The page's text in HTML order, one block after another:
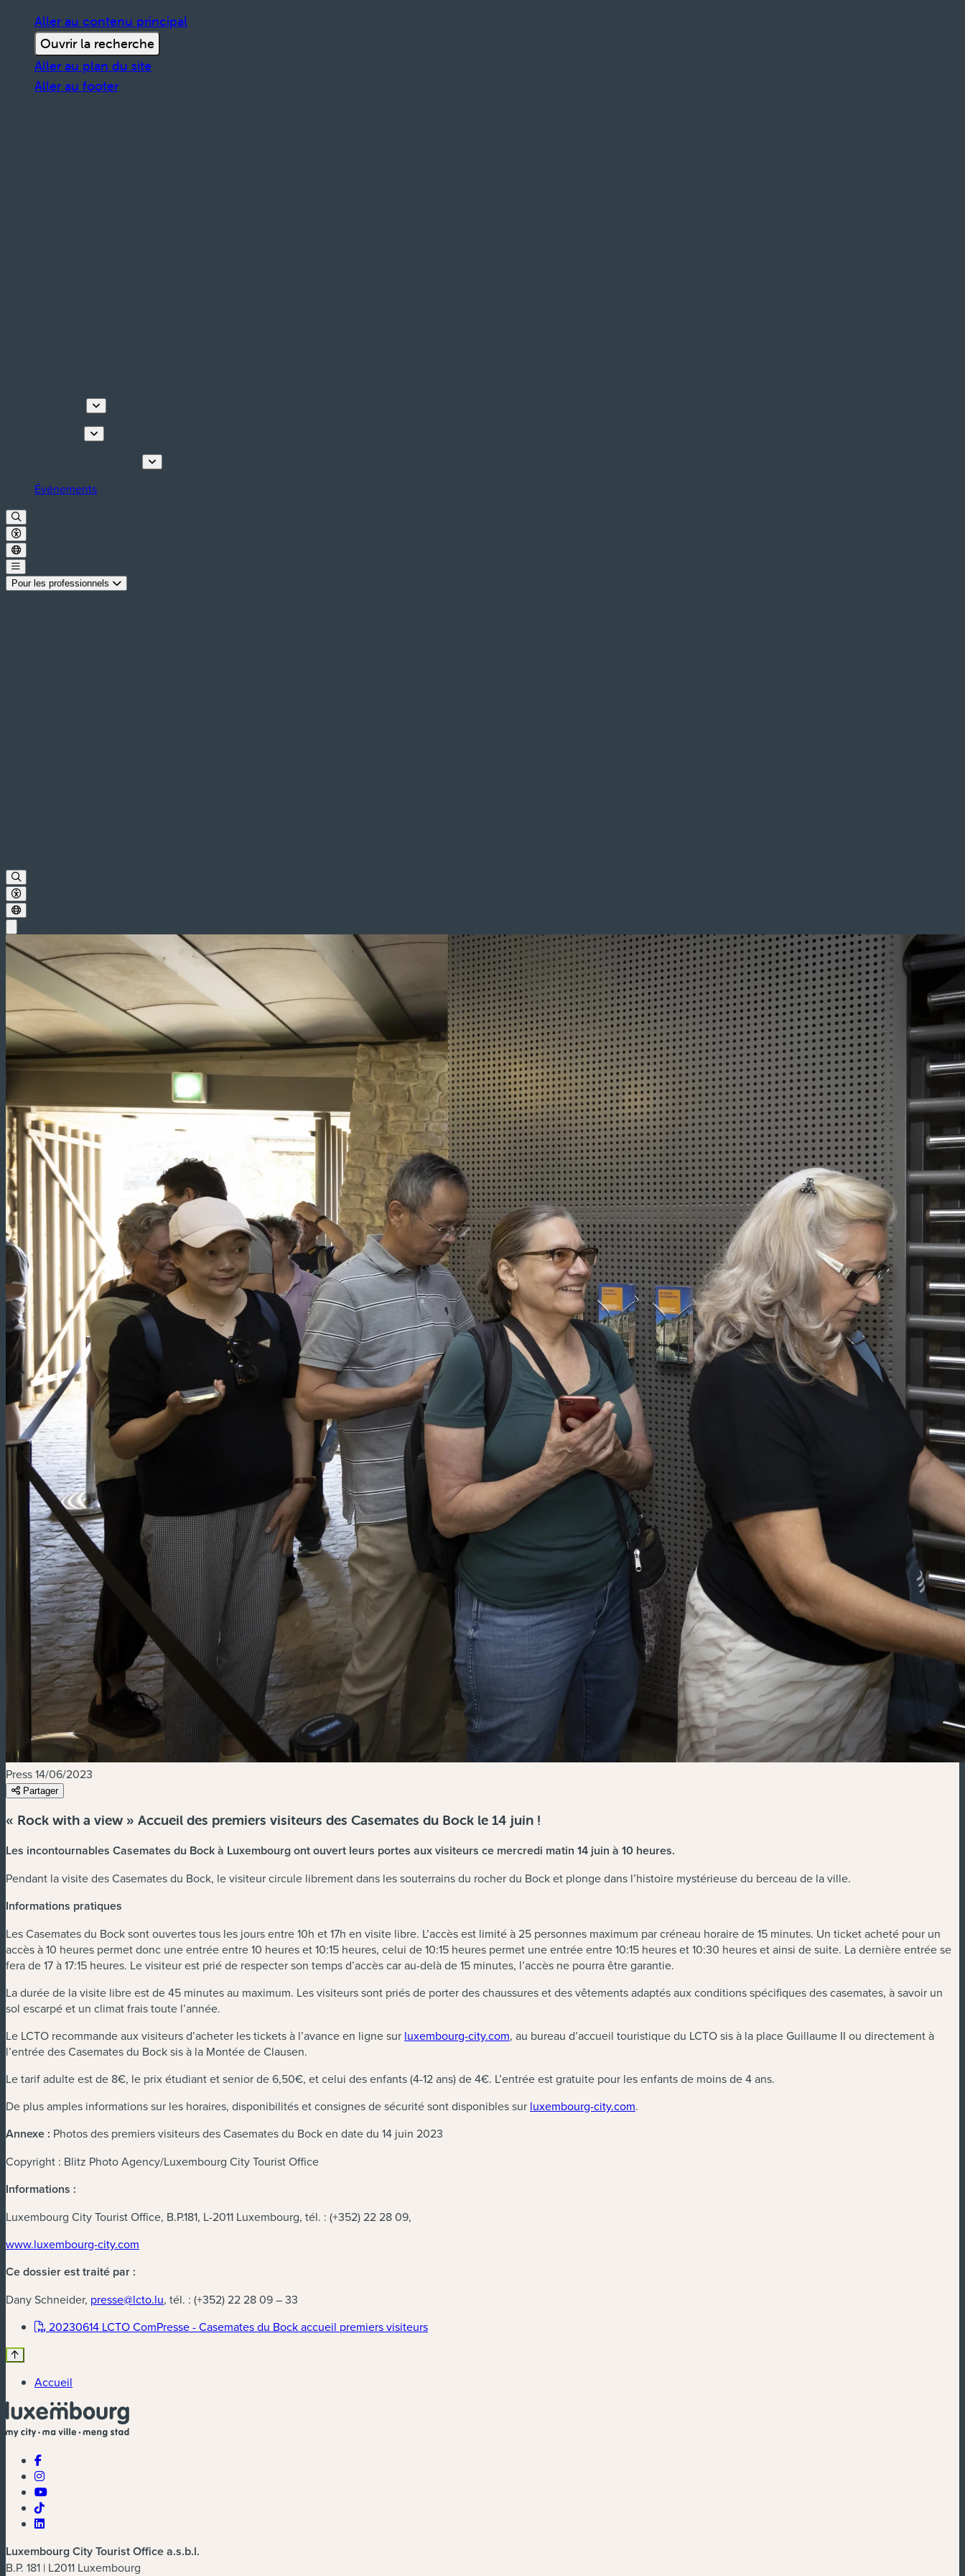
Aller au contenu principal
Ouvrir la recherche
Aller au plan du site
Aller au footer
Événements
Pour les professionnels
Press14/06/2023
Partager
« Rock with a view » Accueil des premiers visiteurs des Casemates du Bock le 14 juin !
Les incontournables Casemates du Bock à Luxembourg ont ouvert leurs portes aux visiteurs ce mercredi matin 14 juin à 10 heures.
Pendant la visite des Casemates du Bock, le visiteur circule librement dans les souterrains du rocher du Bock et plonge dans l’histoire mystérieuse du berceau de la ville.
Informations pratiques
Les Casemates du Bock sont ouvertes tous les jours entre 10h et 17h en visite libre. L’accès est limité à 25 personnes maximum par créneau horaire de 15 minutes. Un ticket acheté pour un
accès à 10 heures permet donc une entrée entre 10 heures et 10:15 heures, celui de 10:15 heures permet une entrée entre 10:15 heures et 10:30 heures et ainsi de suite. La dernière entrée se
fera de 17 à 17:15 heures. Le visiteur est prié de respecter son temps d’accès car au-delà de 15 minutes, l’accès ne pourra être garantie.
La durée de la visite libre est de 45 minutes au maximum. Les visiteurs sont priés de porter des chaussures et des vêtements adaptés aux conditions spécifiques des casemates, à savoir un
sol escarpé et un climat frais toute l’année.
Le LCTO recommande aux visiteurs d’acheter les tickets à l’avance en ligne sur luxembourg-city.com, au bureau d’accueil touristique du LCTO sis à la place Guillaume II ou directement à
l’entrée des Casemates du Bock sis à la Montée de Clausen.
Le tarif adulte est de 8€, le prix étudiant et senior de 6,50€, et celui des enfants (4-12 ans) de 4€. L’entrée est gratuite pour les enfants de moins de 4 ans.
De plus amples informations sur les horaires, disponibilités et consignes de sécurité sont disponibles sur luxembourg-city.com.
Annexe : Photos des premiers visiteurs des Casemates du Bock en date du 14 juin 2023
Copyright : Blitz Photo Agency/Luxembourg City Tourist Office
Informations :
Luxembourg City Tourist Office, B.P.181, L-2011 Luxembourg, tél. : (+352) 22 28 09,
www.luxembourg-city.com
Ce dossier est traité par :
Dany Schneider, presse@lcto.lu, tél. : (+352) 22 28 09 – 33
20230614 LCTO ComPresse - Casemates du Bock accueil premiers visiteurs(nouvelle fenêtre)
Accueil
Luxembourg City Tourist Office a.s.b.l.
B.P. 181 | L2011 Luxembourg